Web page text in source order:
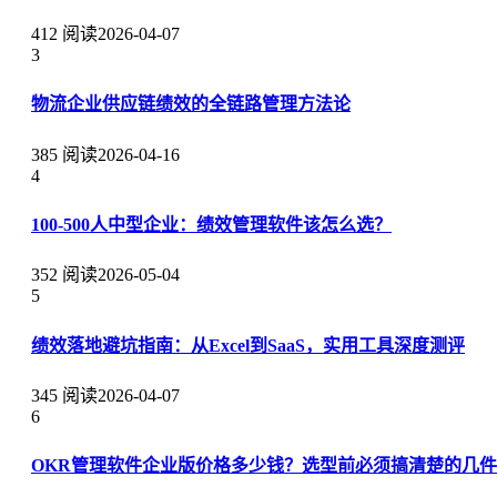
412 阅读2026-04-07
3
物流企业供应链绩效的全链路管理方法论
385 阅读2026-04-16
4
100-500人中型企业：绩效管理软件该怎么选？
352 阅读2026-05-04
5
绩效落地避坑指南：从Excel到SaaS，实用工具深度测评
345 阅读2026-04-07
6
OKR管理软件企业版价格多少钱？选型前必须搞清楚的几